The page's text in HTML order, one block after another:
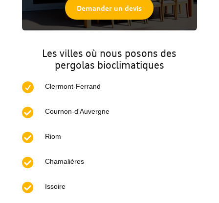
Demander un devis
Les villes où nous posons des
pergolas bioclimatiques

Clermont-Ferrand
 Cournon-d'Auvergne
 Riom
 Chamalières
 Issoire